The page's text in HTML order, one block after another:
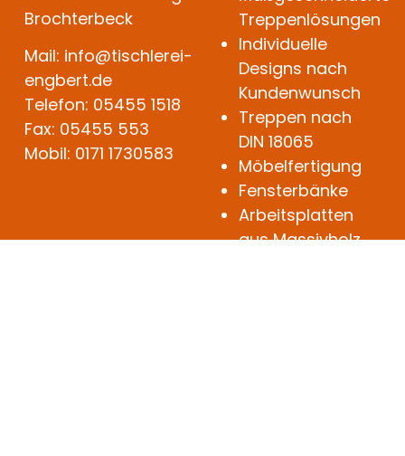
Brochterbeck
Mail: info@tischlerei-
engbert.de
Telefon: 05455 1518
Fax: 05455 553
Mobil: 0171 1730583
Treppenlösungen
Individuelle
Designs nach
Kundenwunsch
Treppen nach
DIN 18065
Möbelfertigung
Fensterbänke
Arbeitsplatten
aus Massivholz